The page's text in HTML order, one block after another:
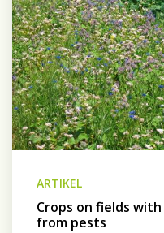
ARTIKEL
Crops on fields
from pests